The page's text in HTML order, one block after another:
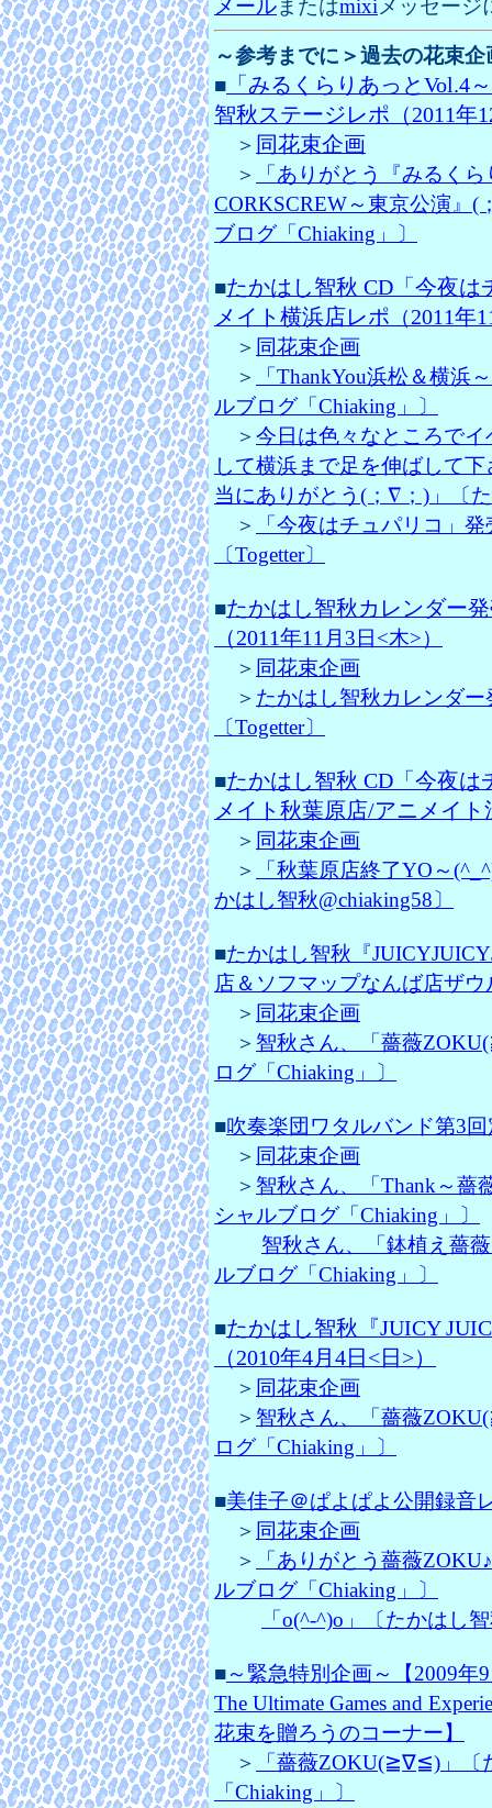
メールまたはmixi メッセージ
～参考までに＞過去の花束
■ 「みるくらりあっとVol.4
智秋ステージレポ（2011年
＞ 同花束企画
＞
「ありがとう『みるく
CORKSCREW～東京公演』
ブログ「Chiaking」〕
■たかはし智秋 CD「今夜は
メイト横浜店レポ （2011年
＞ 同花束企画
＞
「ThankYou浜松＆横浜
ルブログ「Chiaking」〕
＞ 今日は色々なところで
して横浜まで足を伸ばして
当にありがとう(；∇；)」〔
＞
「今夜はチュパリコ」
〔Togetter〕
■たかはし智秋カレンダー
（2011年11月3日<木>）
＞ 同花束企画
＞ たかはし智秋カレンダ
〔Togetter〕
■たかはし智秋 CD「今夜は
メイト秋葉原店/アニメイト
＞ 同花束企画
＞
「秋葉原店終了YO～
かはし智秋@chiaking58〕
■たかはし智秋『
店＆ソフマップなんば店ザ
＞ 同花束企画
＞ 智秋さん、「薔薇
ログ「Chiaking」〕
■吹奏楽団ワタルバンド第3
＞ 同花束企画
＞ 智秋さん、「Thank～薔
シャルブログ「Chiaking」〕
智秋さん、「鉢植え薔
ルブログ「Chiaking」〕
■たかはし智秋『JUICY
（2010年4月4日<日>）
＞ 同花束企画
＞ 智秋さん、「薔薇
ログ「Chiaking」〕
■美佳子＠ぱよぱよ公開録音
＞ 同花束企画
＞
「ありがとう薔薇
ルブログ「Chiaking」〕
「o(^-^)o」〔たかはし
■～緊急特別企画～【2009年
The Ultimate Games and
花束を贈ろうのコーナー】
＞
「薔薇ZOKU(≧∇≦)」〔
「Chiaking」〕